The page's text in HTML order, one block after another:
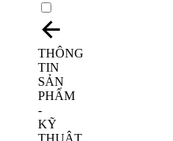
THÔNG
TIN
SẢN
PHẨM
-
KỸ
THUẬT